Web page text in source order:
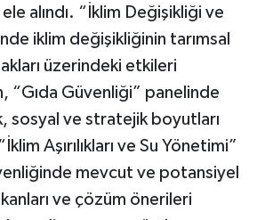
alındı. “İklim Değişikliği ve
iklim değişikliğinin tarımsal
üzerindeki etkileri
“Gıda Güvenliği” panelinde
sosyal ve stratejik boyutları
Aşırılıkları ve Su Yönetimi”
mevcut ve potansiyel
ve çözüm önerileri